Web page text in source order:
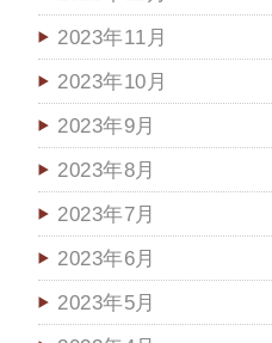
2023年11月
2023年10月
2023年9月
2023年8月
2023年7月
2023年6月
2023年5月